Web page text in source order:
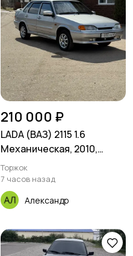
210 000 ₽
LADA (ВАЗ) 2115 1.6
Механическая, 2010,
243000 км
Торжок
7 часов назад
Александр